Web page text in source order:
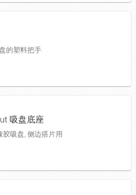
的塑料把手.
吸盘底座
胶吸盘, 侧边搭片用